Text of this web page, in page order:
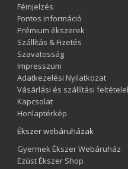
Fémjelzés
Fontos információ
Prémium ékszerek
Szállítás & Fizetés
Szavatosság
Impresszum
Adatkezelési Nyilatkozat
Vásárlási és szállítási
Kapcsolat
Honlaptérkép
Ékszer webáruházak
Gyermek Ékszer Webáruház
Ezüst Ékszer Shop